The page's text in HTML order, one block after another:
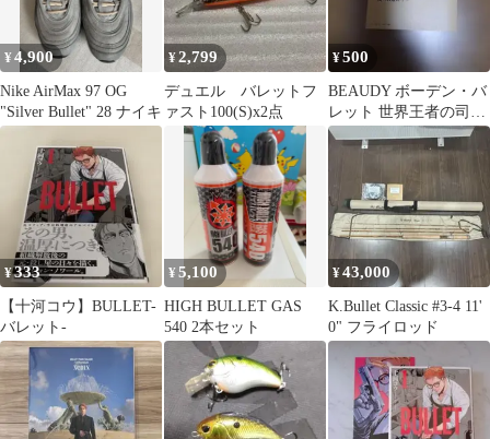
¥4,900
Nike AirMax 97 OG
"Silver Bullet" 28 ナイキ
¥2,799
デュエル バレットフ
ァスト100(S)x2点
¥500
BEAUDY ボーデン・バ
レット 世界王者の司令
塔
¥333
【十河コウ】BULLET-
バレット-
¥5,100
HIGH BULLET GAS
540 2本セット
¥43,000
K.Bullet Classic #3-4 11'
0" フライロッド